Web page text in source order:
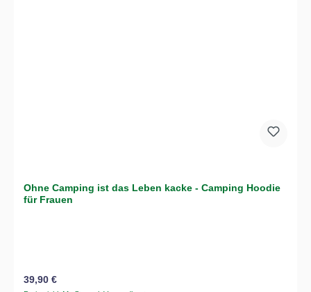
Ohne Camping ist das Leben kacke - Camping Hoodie
für Frauen
Regulärer Preis:
39,90 €